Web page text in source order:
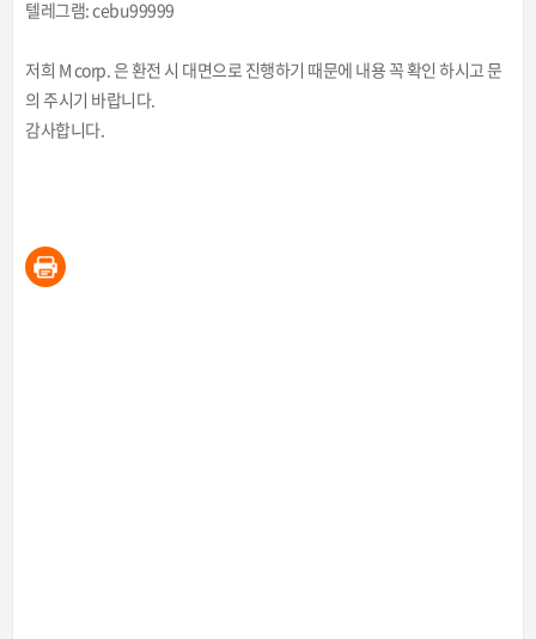
텔레그램: cebu99999
저희 M corp. 은 환전 시 대면으로 진행하기 때문에 내용 꼭 확인 하시고 문
의 주시기 바랍니다.
감사합니다.